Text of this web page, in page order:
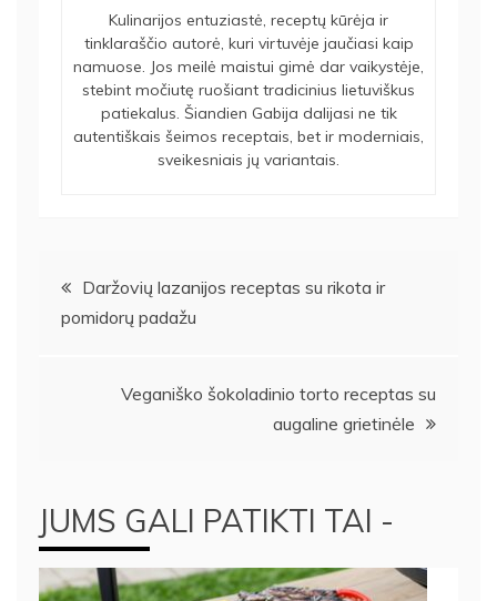
Kulinarijos entuziastė, receptų kūrėja ir
tinklaraščio autorė, kuri virtuvėje jaučiasi kaip
namuose. Jos meilė maistui gimė dar vaikystėje,
stebint močiutę ruošiant tradicinius lietuviškus
patiekalus. Šiandien Gabija dalijasi ne tik
autentiškais šeimos receptais, bet ir moderniais,
sveikesniais jų variantais.
Navigacija
tarp
Daržovių lazanijos receptas su rikota ir
pomidorų padažu
Veganiško šokoladinio torto receptas su
augaline grietinėle
JUMS GALI PATIKTI TAI -